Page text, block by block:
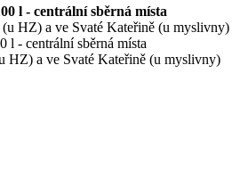
l - centrální sběrná místa
(u HZ) a ve Svaté Kateřině (u myslivny)
l - centrální sběrná místa
HZ) a ve Svaté Kateřině (u myslivny)